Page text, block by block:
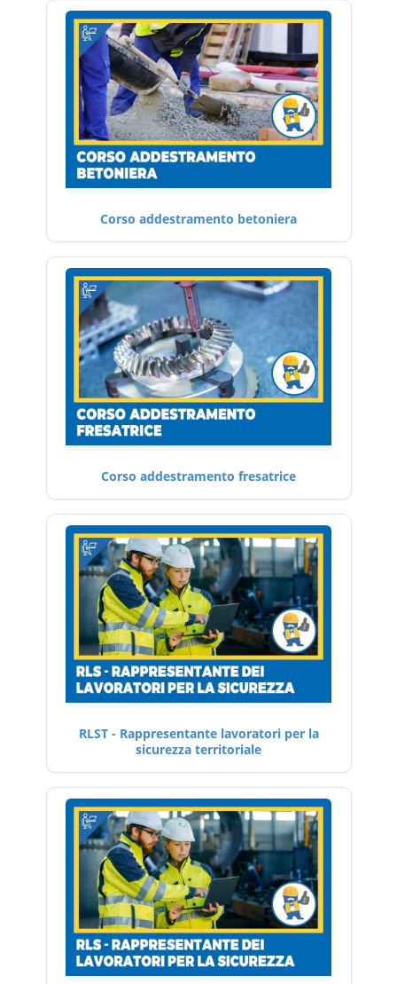
Corso addestramento betoniera
Corso addestramento fresatrice
RLST - Rappresentante lavoratori per la
sicurezza territoriale